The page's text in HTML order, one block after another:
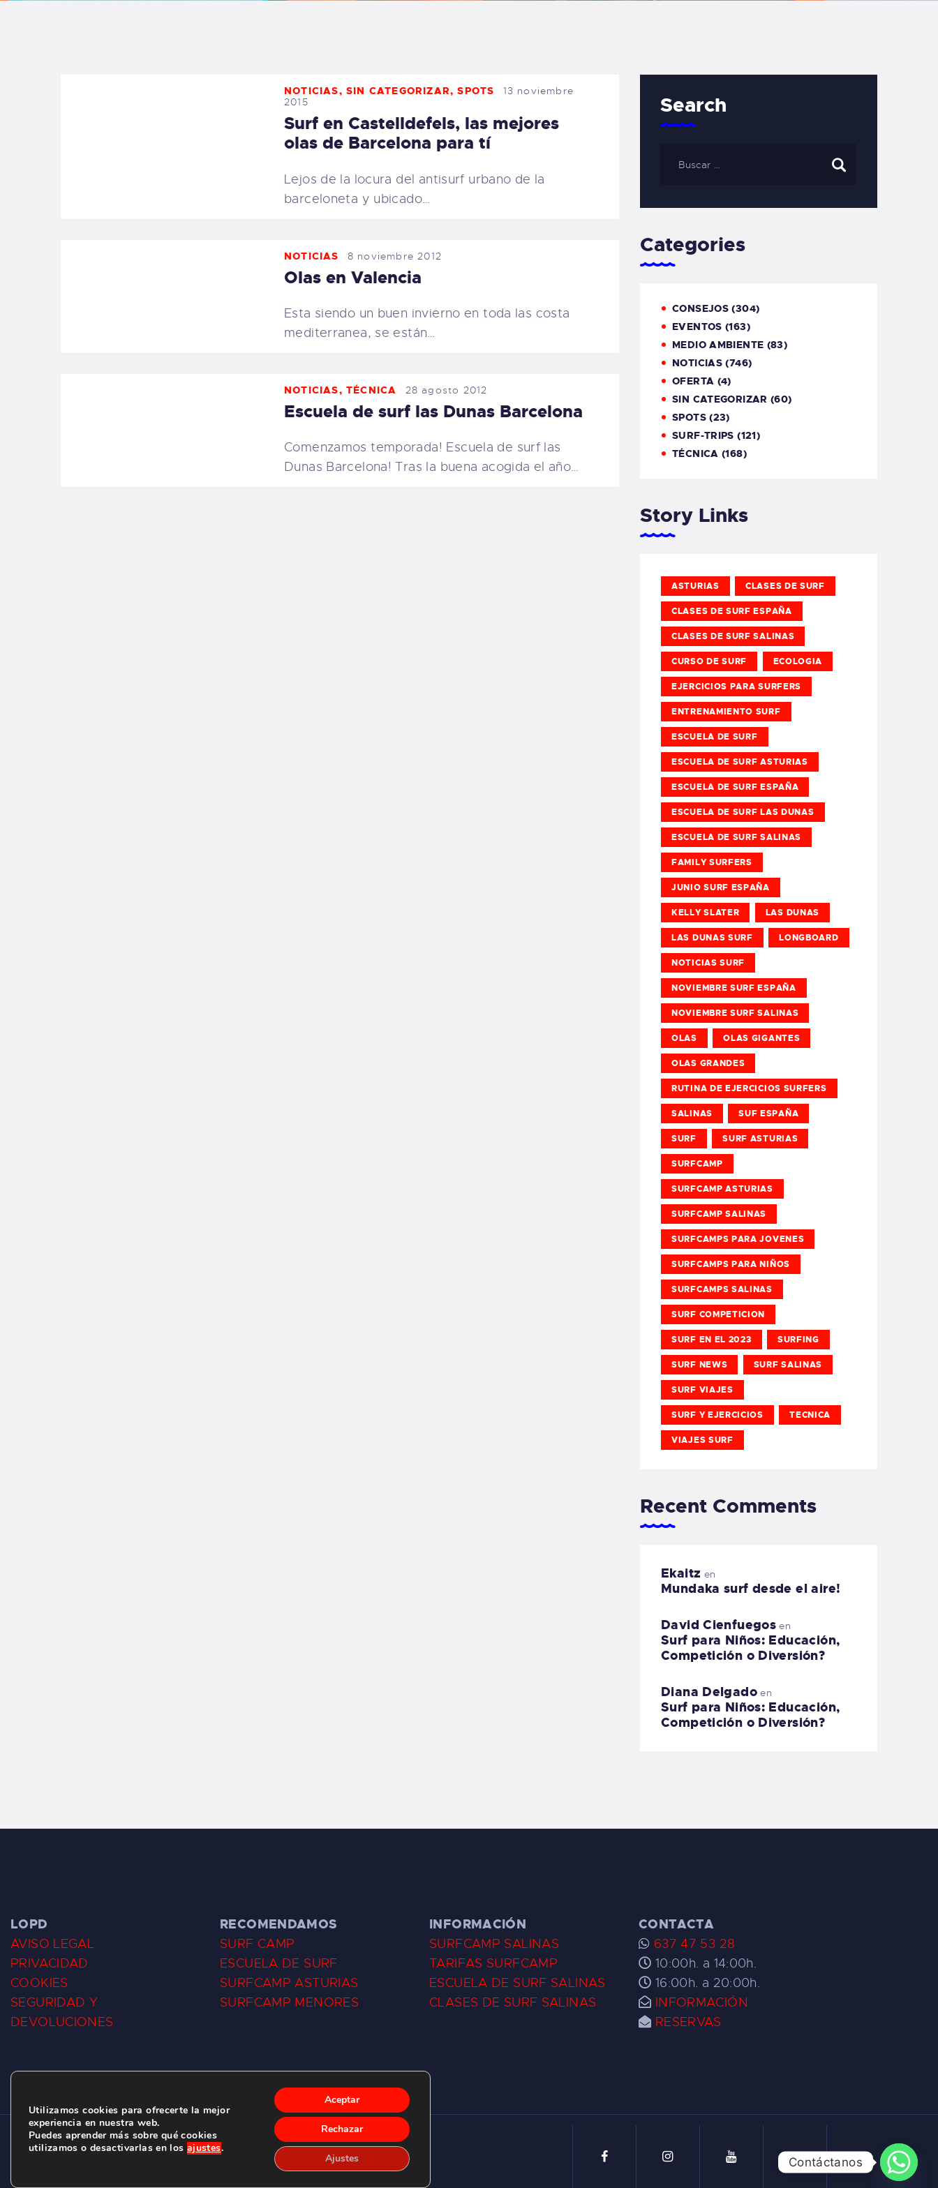
CONTACTO
CARRITO
TIENDA FAMILY
WEBCAM SALINAS
PEDIDOS
NOTICIAS,SIN CATEGORIZAR,SPOTS
13 noviembre
2015
Surf en Castelldefels, las mejores
olas de Barcelona para tí
Lejos de la locura del antisurf urbano de la
barceloneta y ubicado…
NOTICIAS 8 noviembre 2012
Olas en Valencia
Esta siendo un buen invierno en toda las costa
mediterranea, se están…
NOTICIAS,TÉCNICA 28 agosto 2012
Escuela de surf las Dunas Barcelona
Comenzamos temporada! Escuela de surf las
Dunas Barcelona! Tras la buena acogida el año…
Search
Categories
CONSEJOS (304)
EVENTOS (163)
MEDIO AMBIENTE (83)
NOTICIAS (746)
OFERTA (4)
SIN CATEGORIZAR (60)
SPOTS(23)
SURF-TRIPS (121)
TÉCNICA (168)
Story Links
ASTURIAS CLASES DE SURF
CLASES DE SURF ESPAÑA
CLASES DE SURF SALINAS
CURSO DE SURF ECOLOGIA
EJERCICIOS PARA SURFERS
ENTRENAMIENTO SURF
ESCUELA DE SURF
ESCUELA DE SURF ASTURIAS
ESCUELA DE SURF ESPAÑA
ESCUELA DE SURF LAS DUNAS
ESCUELA DE SURF SALINAS
FAMILY SURFERS
JUNIO SURF ESPAÑA
KELLY SLATER LAS DUNAS
LAS DUNAS SURF LONGBOARD
NOTICIAS SURF
NOVIEMBRE SURF ESPAÑA
NOVIEMBRE SURF SALINAS
OLAS OLAS GIGANTES
OLAS GRANDES
RUTINA DE EJERCICIOS SURFERS
SALINAS SUF ESPAÑA
SURF SURF ASTURIAS
SURFCAMP
SURFCAMP ASTURIAS
SURFCAMP SALINAS
SURFCAMPS PARA JOVENES
SURFCAMPS PARA NIÑOS
SURFCAMPS SALINAS
SURF COMPETICION
SURF EN EL 2023 SURFING
SURF NEWS SURF SALINAS
SURF VIAJES
SURF Y EJERCICIOS TECNICA
VIAJES SURF
Recent Comments
Ekaitz en
Mundaka surf desde el aire!
David Cienfuegos en
Surf para Niños: Educación,
Competición o Diversión?
Diana Delgadoen
Surf para Niños: Educación,
Competición o Diversión?
LOPD
AVISO LEGAL
PRIVACIDAD
COOKIES
SEGURIDAD Y
DEVOLUCIONES
RECOMENDAMOS
SURF CAMP
ESCUELA DE SURF
SURFCAMP ASTURIAS
SURFCAMP MENORES
INFORMACIÓN
SURFCAMP SALINAS
TARIFAS SURFCAMP
ESCUELA DE SURF SALINAS
CLASES DE SURF SALINAS
CONTACTA
637 47 53 28
10:00h. a 14:00h.
16:00h. a 20:00h.
INFORMACIÓN
RESERVAS
CLUB DE SURF LAS DUNAS ©2026.
C/ BERNARDO ÁLVAREZ GALAN 1, SALINAS (ASTURIAS)
Utilizamos cookies para ofrecerte la mejor
experiencia en nuestra web.
Puedes aprender más sobre qué cookies
utilizamos o desactivarlas en los ajustes.
Aceptar
Rechazar
Ajustes Contáctanos